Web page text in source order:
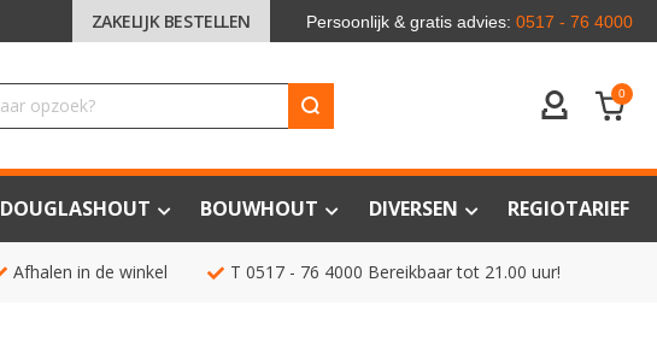
ZAKELIJK BESTELLEN Persoonlijk & gratis advies: 0517 - 76 4000
ACCOUNT
0
DOUGLASHOUT BOUWHOUT DIVERSEN REGIOTARIEF
Afhalen in de winkel T 0517 - 76 4000 Bereikbaar tot 21.00 uur!